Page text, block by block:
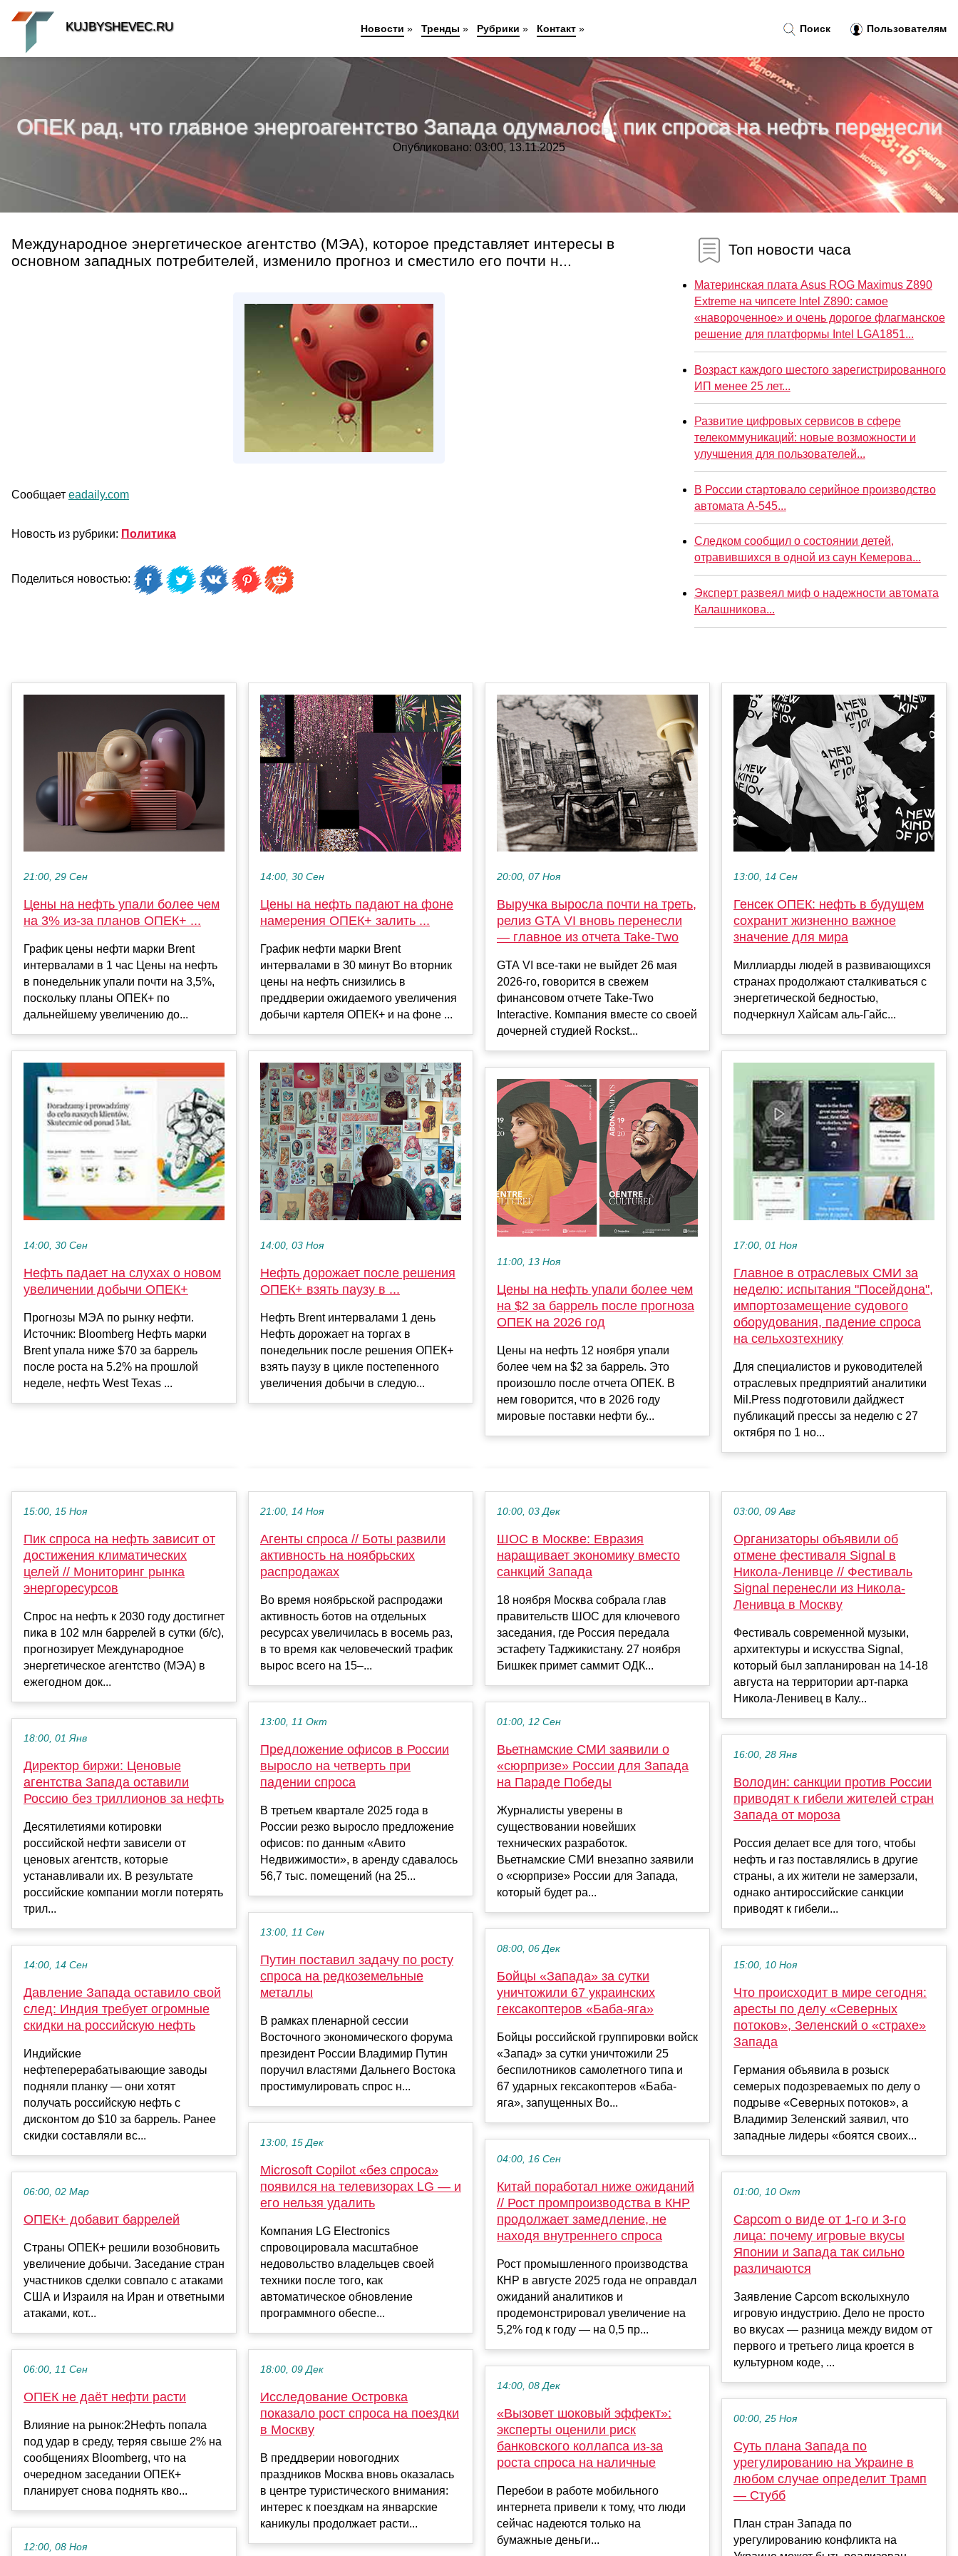
ОПЕК рад, что главное энергоагентство Запада одумалось: пик спроса на нефть перенесли
Опубликовано: 03:00, 13.11.2025
Международное энергетическое агентство (МЭА), которое представляет интересы в
основном западных потребителей, изменило прогноз и сместило его почти н...
Сообщает eadaily.com
Новость из рубрики: Политика
Поделиться новостью:
Топ новости часа
Материнская плата Asus ROG Maximus Z890
Extreme на чипсете Intel Z890: самое
«навороченное» и очень дорогое флагманское
решение для платформы Intel LGA1851...
Возраст каждого шестого зарегистрированного
ИП менее 25 лет...
Развитие цифровых сервисов в сфере
телекоммуникаций: новые возможности и
улучшения для пользователей...
В России стартовало серийное производство
автомата А-545...
Следком сообщил о состоянии детей,
отравившихся в одной из саун Кемерова...
Эксперт развеял миф о надежности автомата
Калашникова...
21:00, 29 Сен
Цены на нефть упали более чем
на 3% из-за планов ОПЕК+ ...
График цены нефти марки Brent
интервалами в 1 час Цены на нефть
в понедельник упали почти на 3,5%,
поскольку планы ОПЕК+ по
дальнейшему увеличению до...
14:00, 30 Сен
Нефть падает на слухах о новом
увеличении добычи ОПЕК+
Прогнозы МЭА по рынку нефти.
Источник: Bloomberg Нефть марки
Brent упала ниже $70 за баррель
после роста на 5.2% на прошлой
неделе, нефть West Texas ...
14:00, 30 Сен
Цены на нефть падают на фоне
намерения ОПЕК+ залить ...
График нефти марки Brent
интервалами в 30 минут Во вторник
цены на нефть снизились в
преддверии ожидаемого увеличения
добычи картеля ОПЕК+ и на фоне ...
14:00, 03 Ноя
Нефть дорожает после решения
ОПЕК+ взять паузу в ...
Нефть Brent интервалами 1 день
Нефть дорожает на торгах в
понедельник после решения ОПЕК+
взять паузу в цикле постепенного
увеличения добычи в следую...
20:00, 07 Ноя
Выручка выросла почти на треть,
релиз GTA VI вновь перенесли
— главное из отчета Take-Two
GTA VI все-таки не выйдет 26 мая
2026-го, говорится в свежем
финансовом отчете Take-Two
Interactive. Компания вместе со своей
дочерней студией Rockst...
11:00, 13 Ноя
Цены на нефть упали более чем
на $2 за баррель после прогноза
ОПЕК на 2026 год
Цены на нефть 12 ноября упали
более чем на $2 за баррель. Это
произошло после отчета ОПЕК. В
нем говорится, что в 2026 году
мировые поставки нефти бу...
13:00, 14 Сен
Генсек ОПЕК: нефть в будущем
сохранит жизненно важное
значение для мира
Миллиарды людей в развивающихся
странах продолжают сталкиваться с
энергетической бедностью,
подчеркнул Хайсам аль-Гайс...
17:00, 01 Ноя
Главное в отраслевых СМИ за
неделю: испытания "Посейдона",
импортозамещение судового
оборудования, падение спроса
на сельхозтехнику
Для специалистов и руководителей
отраслевых предприятий аналитики
Mil.Press подготовили дайджест
публикаций прессы за неделю с 27
октября по 1 но...
15:00, 15 Ноя
Пик спроса на нефть зависит от
достижения климатических
целей // Мониторинг рынка
энергоресурсов
Спрос на нефть к 2030 году достигнет
пика в 102 млн баррелей в сутки (б/с),
прогнозирует Международное
энергетическое агентство (МЭА) в
ежегодном док...
18:00, 01 Янв
Директор биржи: Ценовые
агентства Запада оставили
Россию без триллионов за нефть
Десятилетиями котировки
российской нефти зависели от
ценовых агентств, которые
устанавливали их. В результате
российские компании могли потерять
трил...
14:00, 14 Сен
Давление Запада оставило свой
след: Индия требует огромные
скидки на российскую нефть
Индийские
нефтеперерабатывающие заводы
подняли планку — они хотят
получать российскую нефть с
дисконтом до $10 за баррель. Ранее
скидки составляли вс...
06:00, 02 Мар
ОПЕК+ добавит баррелей
Страны ОПЕК+ решили возобновить
увеличение добычи. Заседание стран
участников сделки совпало с атаками
США и Израиля на Иран и ответными
атаками, кот...
06:00, 11 Сен
ОПЕК не даёт нефти расти
Влияние на рынок:2Нефть попала
под удар в среду, теряя свыше 2% на
сообщениях Bloomberg, что на
очередном заседании ОПЕК+
планирует снова поднять кво...
12:00, 08 Ноя
21:00, 14 Ноя
Агенты спроса // Боты развили
активность на ноябрьских
распродажах
Во время ноябрьской распродажи
активность ботов на отдельных
ресурсах увеличилась в восемь раз,
в то время как человеческий трафик
вырос всего на 15–...
13:00, 11 Окт
Предложение офисов в России
выросло на четверть при
падении спроса
В третьем квартале 2025 года в
России резко выросло предложение
офисов: по данным «Авито
Недвижимости», в аренду сдавалось
56,7 тыс. помещений (на 25...
13:00, 11 Сен
Путин поставил задачу по росту
спроса на редкоземельные
металлы
В рамках пленарной сессии
Восточного экономического форума
президент России Владимир Путин
поручил властями Дальнего Востока
простимулировать спрос н...
13:00, 15 Дек
Microsoft Copilot «без спроса»
появился на телевизорах LG — и
его нельзя удалить
Компания LG Electronics
спровоцировала масштабное
недовольство владельцев своей
техники после того, как
автоматическое обновление
программного обеспе...
18:00, 09 Дек
Исследование Островка
показало рост спроса на поездки
в Москву
В преддверии новогодних
праздников Москва вновь оказалась
в центре туристического внимания:
интерес к поездкам на январские
каникулы продолжает расти...
10:00, 03 Дек
ШОС в Москве: Евразия
наращивает экономику вместо
санкций Запада
18 ноября Москва собрала глав
правительств ШОС для ключевого
заседания, где Россия передала
эстафету Таджикистану. 27 ноября
Бишкек примет саммит ОДК...
01:00, 12 Сен
Вьетнамские СМИ заявили о
«сюрпризе» России для Запада
на Параде Победы
Журналисты уверены в
существовании новейших
технических разработок.
Вьетнамские СМИ внезапно заявили
о «сюрпризе» России для Запада,
который будет ра...
08:00, 06 Дек
Бойцы «Запада» за сутки
уничтожили 67 украинских
гексакоптеров «Баба-яга»
Бойцы российской группировки войск
«Запад» за сутки уничтожили 25
беспилотников самолетного типа и
67 ударных гексакоптеров «Баба-
яга», запущенных Во...
04:00, 16 Сен
Китай поработал ниже ожиданий
// Рост промпроизводства в КНР
продолжает замедление, не
находя внутреннего спроса
Рост промышленного производства
КНР в августе 2025 года не оправдал
ожиданий аналитиков и
продемонстрировал увеличение на
5,2% год к году — на 0,5 пр...
14:00, 08 Дек
«Вызовет шоковый эффект»:
эксперты оценили риск
банковского коллапса из-за
роста спроса на наличные
Перебои в работе мобильного
интернета привели к тому, что люди
сейчас надеются только на
бумажные деньги...
03:00, 09 Авг
Организаторы объявили об
отмене фестиваля Signal в
Никола-Ленивце // Фестиваль
Signal перенесли из Никола-
Ленивца в Москву
Фестиваль современной музыки,
архитектуры и искусства Signal,
который был запланирован на 14-18
августа на территории арт-парка
Никола-Ленивец в Калу...
16:00, 28 Янв
Володин: санкции против России
приводят к гибели жителей стран
Запада от мороза
Россия делает все для того, чтобы
нефть и газ поставлялись в другие
страны, а их жители не замерзали,
однако антироссийские санкции
приводят к гибели...
15:00, 10 Ноя
Что происходит в мире сегодня:
аресты по делу «Северных
потоков», Зеленский о «страхе»
Запада
Германия объявила в розыск
семерых подозреваемых по делу о
подрыве «Северных потоков», а
Владимир Зеленский заявил, что
западные лидеры «боятся своих...
01:00, 10 Окт
Capcom о виде от 1-го и 3-го
лица: почему игровые вкусы
Японии и Запада так сильно
различаются
Заявление Capcom всколыхнуло
игровую индустрию. Дело не просто
во вкусах — разница между видом от
первого и третьего лица кроется в
культурном коде, ...
00:00, 25 Ноя
Суть плана Запада по
урегулированию на Украине в
любом случае определит Трамп
— Стубб
План стран Запада по
урегулированию конфликта на
Поиск Пользователям
KUJBYSHEVEC.RU Новости » Тренды » Рубрики » Контакт»